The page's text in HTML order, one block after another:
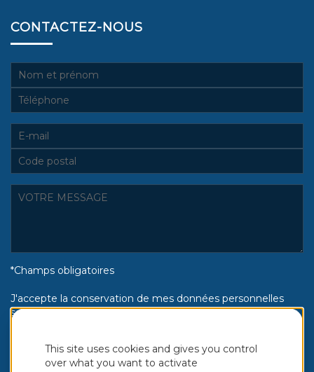
CONTACTEZ-NOUS
*Champs obligatoires
J'accepte la conservation de mes données personnelles
selon la politique de confidentialité Piscines Aquinox :
This site uses cookies and gives you control
over what you want to activate